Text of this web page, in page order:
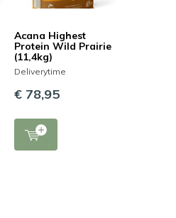
Acana Highest
Protein Wild Prairie
(11,4kg)
Deliverytime
€ 78,95